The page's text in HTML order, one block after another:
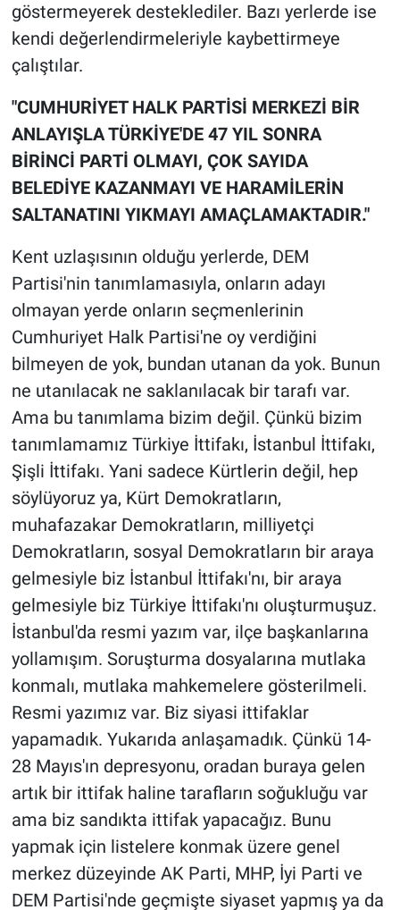
göstermeyerek desteklediler. Bazı yerlerde ise
kendi değerlendirmeleriyle kaybettirmeye
çalıştılar.
"CUMHURİYET HALK PARTİSİ MERKEZİ BİR
ANLAYIŞLA TÜRKİYE'DE 47 YIL SONRA
BİRİNCİ PARTİ OLMAYI, ÇOK SAYIDA
BELEDİYE KAZANMAYI VE HARAMİLERİN
SALTANATINI YIKMAYI AMAÇLAMAKTADIR."
Kent uzlaşısının olduğu yerlerde, DEM
Partisi'nin tanımlamasıyla, onların adayı
olmayan yerde onların seçmenlerinin
Cumhuriyet Halk Partisi'ne oy verdiğini
bilmeyen de yok, bundan utanan da yok. Bunun
ne utanılacak ne saklanılacak bir tarafı var.
Ama bu tanımlama bizim değil. Çünkü bizim
tanımlamamız Türkiye İttifakı, İstanbul İttifakı,
Şişli İttifakı. Yani sadece Kürtlerin değil, hep
söylüyoruz ya, Kürt Demokratların,
muhafazakar Demokratların, milliyetçi
Demokratların, sosyal Demokratların bir araya
gelmesiyle biz İstanbul İttifakı'nı, bir araya
gelmesiyle biz Türkiye İttifakı'nı oluşturmuşuz.
İstanbul'da resmi yazım var, ilçe başkanlarına
yollamışım. Soruşturma dosyalarına mutlaka
konmalı, mutlaka mahkemelere gösterilmeli.
Resmi yazımız var. Biz siyasi ittifaklar
yapamadık. Yukarıda anlaşamadık. Çünkü 14-
28 Mayıs'ın depresyonu, oradan buraya gelen
artık bir ittifak haline tarafların soğukluğu var
ama biz sandıkta ittifak yapacağız. Bunu
yapmak için listelere konmak üzere genel
merkez düzeyinde AK Parti, MHP, İyi Parti ve
DEM Partisi'nde geçmişte siyaset yapmış ya da